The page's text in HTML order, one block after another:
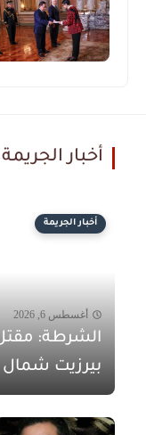
أخبار الجريمة
أخبار الجريمة
أغسطس 6, 2026
بيرزيت شمال